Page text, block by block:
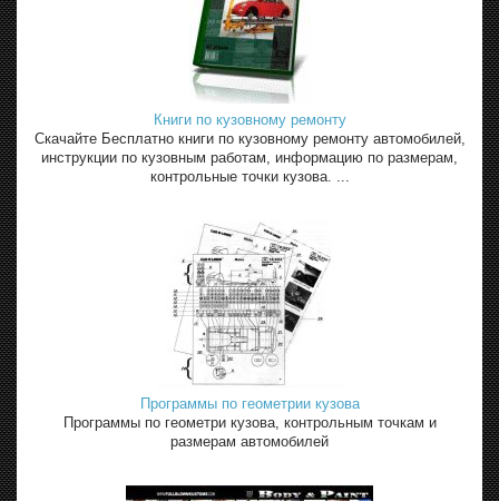
Книги по кузовному ремонту
Скачайте Бесплатно книги по кузовному ремонту автомобилей,
инструкции по кузовным работам, информацию по размерам,
контрольные точки кузова. ...
Программы по геометрии кузова
Программы по геометри кузова, контрольным точкам и
размерам автомобилей